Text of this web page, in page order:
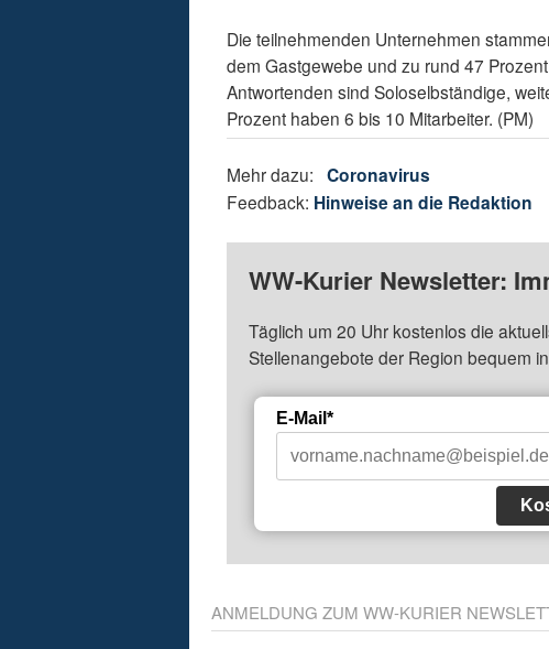
Die teilnehmenden Unternehmen
dem Gastgewebe und zu rund 47
Antwortenden sind Soloselbständige,
Prozent haben 6 bis 10 Mitarbeiter. (PM)
Mehr dazu:Coronavirus
Feedback: Hinweise an die Redaktion
WW-Kurier Newsletter:
Täglich um 20 Uhr kostenlos die
Stellenangebote der Region bequem
E-Mail*
ANMELDUNG ZUM WW-KURIER